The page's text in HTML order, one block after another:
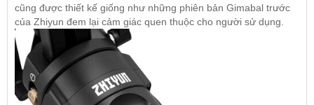
cũng được thiết kế giống như những phiên bản Gimabal trước
của Zhiyun đem lại cảm giác quen thuộc cho người sử dụng.